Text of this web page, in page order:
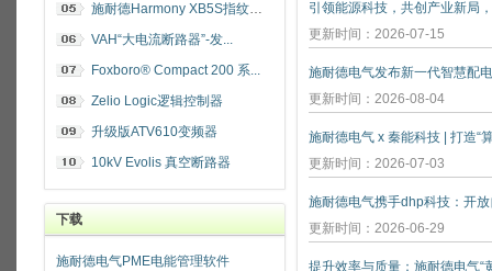
施耐德Harmony XB5S指纹识别开关
VAH“大电流断路器”-发...
Foxboro® Compact 200 系...
Zelio Logic逻辑控制器
升级版ATV610变频器
10kV Evolis 真空断路器
下载
施耐德电气PME电能管理软件
更新时间：2026-07-15
施耐德电气发布新一代智慧配
更新时间：2026-08-04
施耐德电气 x 秦能科技 | 打造“
更新时间：2026-07-03
更新时间：2026-06-29